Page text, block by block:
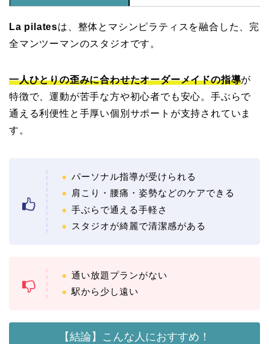
La pilatesは、整体とマシンピラティスを融合した、完
全マンツーマンのスタジオです。
一人ひとりの歪みに合わせたオーダーメイドの指導が
特徴で、運動が苦手な方や初心者でも安心。手ぶらで
通える利便性と手厚い個別サポートが支持されていま
す。
パーソナル指導が受けられる
肩こり・腰痛・姿勢などのケアできる
手ぶらで通える手軽さ
スタジオが綺麗で清潔感がある
通い放題プランがない
駅から少し遠い
【結論】こんな人におすすめ！